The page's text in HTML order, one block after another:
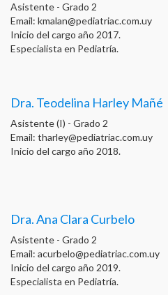
Asistente - Grado 2
Email: kmalan@pediatriac.com.uy
Inicio del cargo año 2017.
Especialista en Pediatría.
Dra. Teodelina Harley Mañé
Asistente (I) - Grado 2
Email: tharley@pediatriac.com.uy
Inicio del cargo año 2018.
Dra. Ana Clara Curbelo
Asistente - Grado 2
Email: acurbelo@pediatriac.com.uy
Inicio del cargo año 2019.
Especialista en Pediatría.